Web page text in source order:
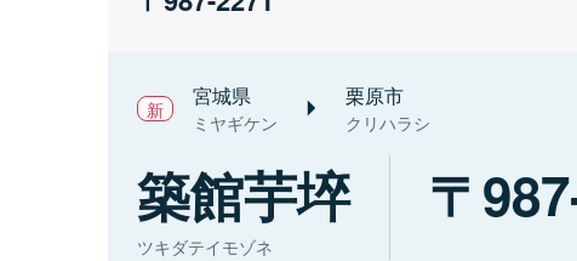
宮城県
ミヤギケン
栗原市
クリハラシ
築館芋埣
ツキダテイモゾネ